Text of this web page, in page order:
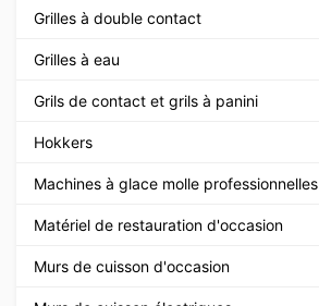
Grilles à double contact
Grilles à eau
Grils de contact et grils à panini
Hokkers
Machines à glace molle professionnelles
Matériel de restauration d'occasion
Murs de cuisson d'occasion